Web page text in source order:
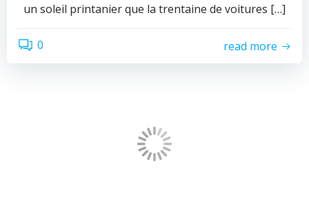
un soleil printanier que la trentaine de voitures […]
0 read more